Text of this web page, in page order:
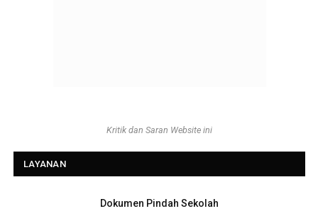
Kritik dan Saran Website ini
LAYANAN
Dokumen Pindah Sekolah